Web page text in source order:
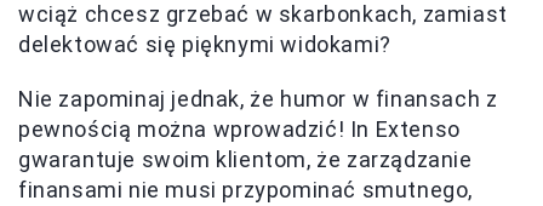
wciąż chcesz grzebać w skarbonkach, zamiast
delektować się pięknymi widokami?
Nie zapominaj jednak, że humor w finansach z
pewnością można wprowadzić! In Extenso
gwarantuje swoim klientom, że zarządzanie
finansami nie musi przypominać smutnego,